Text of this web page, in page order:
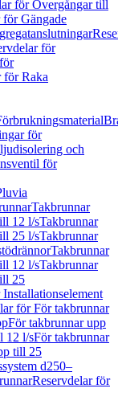
för Övergångar till
för Gängade
för
för Raka
för
och
för
Takbrunnar
12 l/sTakbrunnar
25 l/sTakbrunnar
Takbrunnar
12 l/sTakbrunnar
25
för För takbrunnar
För takbrunnar upp
12 l/sFör takbrunnar
till 25
d250–
Reservdelar för